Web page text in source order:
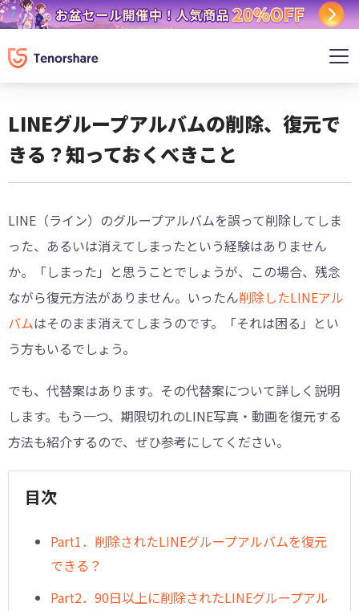
LINEグループアルバムの削除、復元で
きる？知っておくべきこと
LINE（ライン）のグループアルバムを誤って削除してしま
った、あるいは消えてしまったという経験はありません
か。「しまった」と思うことでしょうが、この場合、残念
ながら復元方法がありません。いったん削除したLINEアル
バムはそのまま消えてしまうのです。「それは困る」とい
う方もいるでしょう。
でも、代替案はあります。その代替案について詳しく説明
します。もう一つ、期限切れのLINE写真・動画を復元する
方法も紹介するので、ぜひ参考にしてください。
目次
︎Part1．削除されたLINEグループアルバムを復元
できる？
Part2．90日以上に削除されたLINEグループアル